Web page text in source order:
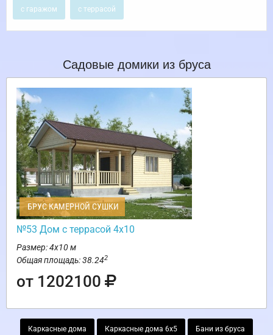
с гаражом с террасой
Садовые домики из бруса
БРУС КАМЕРНОЙ СУШКИ
№53 Дом с террасой 4х10
Размер: 4х10 м
Общая площадь: 38.242
от 1202100
Каркасные дома Каркасные дома 6х5 Бани из бруса